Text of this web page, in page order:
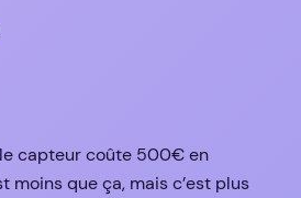
capteur coûte 500€ en
moins que ça, mais c’est plus